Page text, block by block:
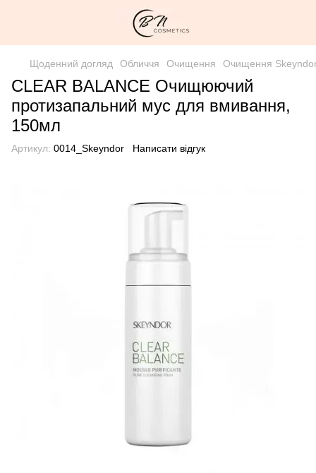
Щоденний догляд Обличчя Очищення Очищення
CLEAR BALANCE Очищюючий
протизапальний мус для вмивання,
150мл
Артикул: 0014_Skeyndor Написати відгук